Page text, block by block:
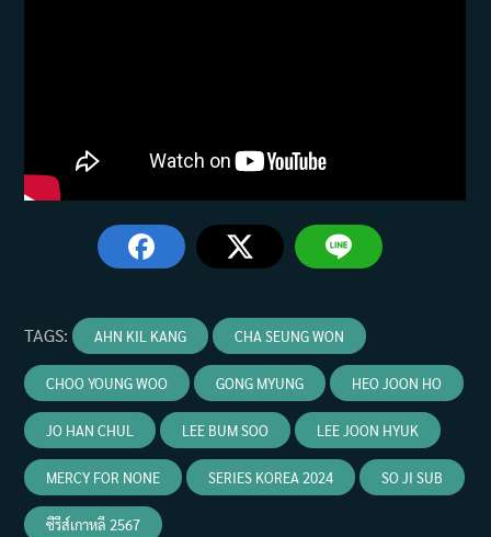
TAGS: AHN KIL KANG CHA SEUNG WON
CHOO YOUNG WOO GONG MYUNG HEO JOON HO
JO HAN CHUL LEE BUM SOO LEE JOON HYUK
MERCY FOR NONE SERIES KOREA 2024 SO JI SUB
ซีรีส์เกาหลี 2567